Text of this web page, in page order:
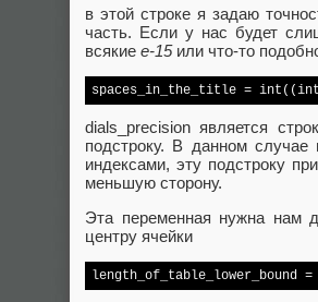
в этой строке я задаю
часть. Если у нас будет
всякие е-15или что-то
spaces_in_the_title =
dials_precision является
подстроку. В данном
индексами, эту подстроку
меньшую сторону.
Эта переменная нужна нам
центру ячейки
length_of_table_lower_bound